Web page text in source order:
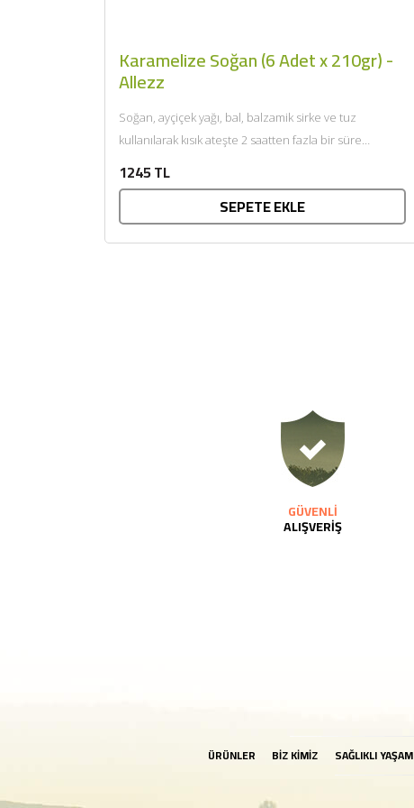
Karamelize Soğan (6 Adet x 210gr) -
Allezz
Soğan, ayçiçek yağı, bal, balzamik sirke ve tuz
kullanılarak kısık ateşte 2 saatten fazla bir süre
1245 TL
SEPETE EKLE
GÜVENLİ
ALIŞVERİŞ
ÜRÜNLER BİZ KİMİZ SAĞLIKLI YAŞAM